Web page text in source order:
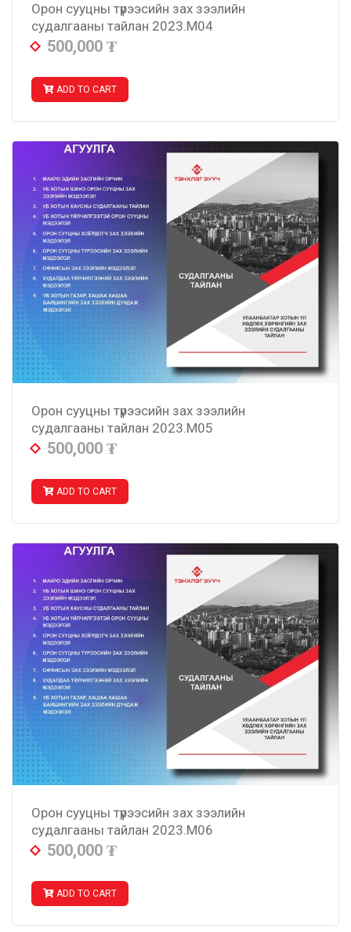
Орон сууцны түрээсийн зах зээлийн
судалгааны тайлан 2023.M04
500,000 ₮
ADD TO CART
Орон сууцны түрээсийн зах зээлийн
судалгааны тайлан 2023.M05
500,000 ₮
ADD TO CART
Орон сууцны түрээсийн зах зээлийн
судалгааны тайлан 2023.M06
500,000 ₮
ADD TO CART